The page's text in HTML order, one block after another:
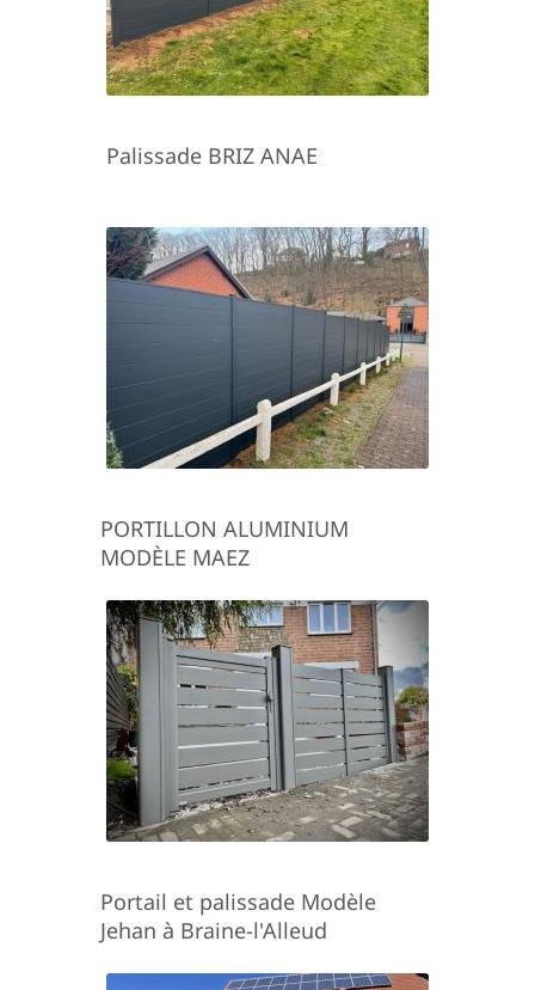
Palissade BRIZ ANAE
PORTILLON ALUMINIUM
MODÈLE MAEZ
Portail et palissade Modèle
Jehan à Braine-l'Alleud